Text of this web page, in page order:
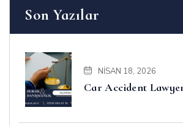
Son Yazılar
NISAN 18, 2026
Car Accident